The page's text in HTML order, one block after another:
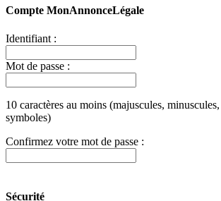
Compte MonAnnonceLégale
Identifiant :
Mot de passe :
10 caractères au moins (majuscules,
symboles)
Confirmez votre mot de passe :
Sécurité